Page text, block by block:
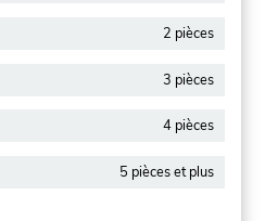
2 pièces
3 pièces
4 pièces
5 pièces et plus